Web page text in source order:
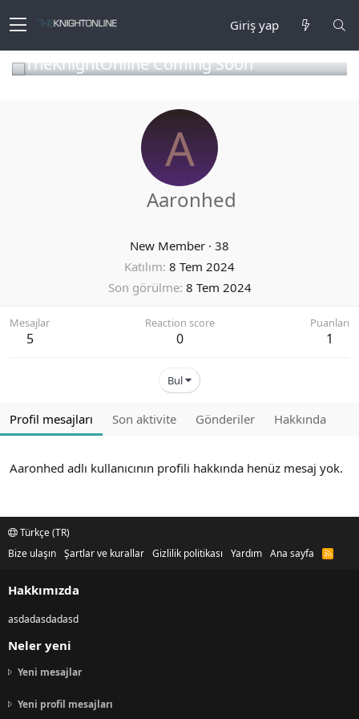
Giriş yap
TheKnightOnline Coming Soon
A
Aaronhed
New Member · 38
Katılım 8 Tem 2024
Son görülme 8 Tem 2024
Mesajlar
5
Reaction score
0
Puanları
1
Bul
Profil mesajları Son aktivite Gönderiler Hakkında
Aaronhed adlı kullanıcının profili hakkında henüz mesaj yok.
Türkçe (TR)
Bize ulaşın Şartlar ve kurallar Gizlilik politikası Yardım Ana sayfa
R
Hakkımızda
asdadasdadasd
Neler yeni
Yeni mesajlar
Yeni profil mesajları